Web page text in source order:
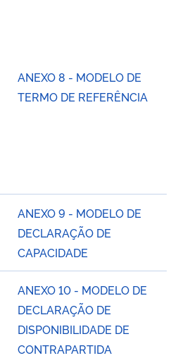
ANEXO 8 - MODELO DE
TERMO DE REFERÊNCIA
ANEXO 9 - MODELO DE
DECLARAÇÃO DE
CAPACIDADE
ANEXO 10 - MODELO DE
DECLARAÇÃO DE
DISPONIBILIDADE DE
CONTRAPARTIDA